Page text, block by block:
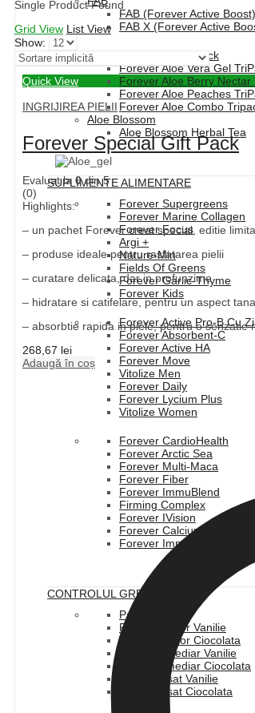
FAB (Forever Active Boost)
FAB X (Forever Active
Forever Aloe Vera TriPack
Forever Aloe Vera Gel
Forever Aloe Berry Nectar
Forever Aloe Peaches
Forever Aloe Combo
Aloe Blossom
Aloe Blossom Herbal Tea
SUPLIMENTE ALIMENTARE
Forever Supergreens
Forever Marine Collagen
Forever Focus
Argi +
Nature-Min
Fields Of Greens
Forever Garlic-Thyme
Forever Kids
Forever Active Pro-B Cu
Forever Absorbent-C
Forever Active HA
Forever Move
Vitolize Men
Forever Daily
Forever Lycium Plus
Vitolize Women
Forever CardioHealth
Forever Arctic Sea
Forever Multi-Maca
Forever Fiber
Forever ImmuBlend
Firming Complex
Forever IVision
Forever Calcium
Forever Immune Gummy
CONTROLUL GREUTATII
Pachet C9
F15 Incepator Vanilie
F15 Incepator Ciocolata
F15 Intermediar Vanilie
F15 Intermediar Ciocolata
F15 Avansat Vanilie
F15 Avansat Ciocolata
Single Product Found
Grid View List View
Show:
Quick View
INGRIJIREA PIELII
Forever Special Gift Pack
Evaluat la 0din 5
(0)
Highlights:
– un pachet Forever creat special, editie
– produse ideale pentru rasfatarea pielii
– curatare delicata, dar in profunzime
– hidratare si catifelare, pentru un aspect
– absorbtie rapida in piele, pentru o senzatie
268,67 lei
Adaugă în coș